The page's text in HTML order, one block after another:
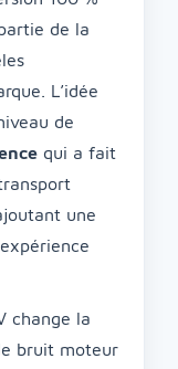
de la
L’idée
de
qui a fait
une
change la
bruit moteur